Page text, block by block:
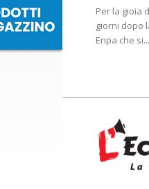
Per la gioia
giorni dopo
Enpa che si...